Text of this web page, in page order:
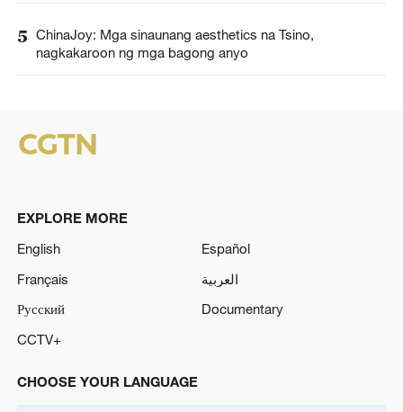
5 ChinaJoy: Mga sinaunang aesthetics na Tsino,
nagkakaroon ng mga bagong anyo
EXPLORE MORE
English
Español
Français
العربية
Русский
Documentary
CCTV+
CHOOSE YOUR LANGUAGE